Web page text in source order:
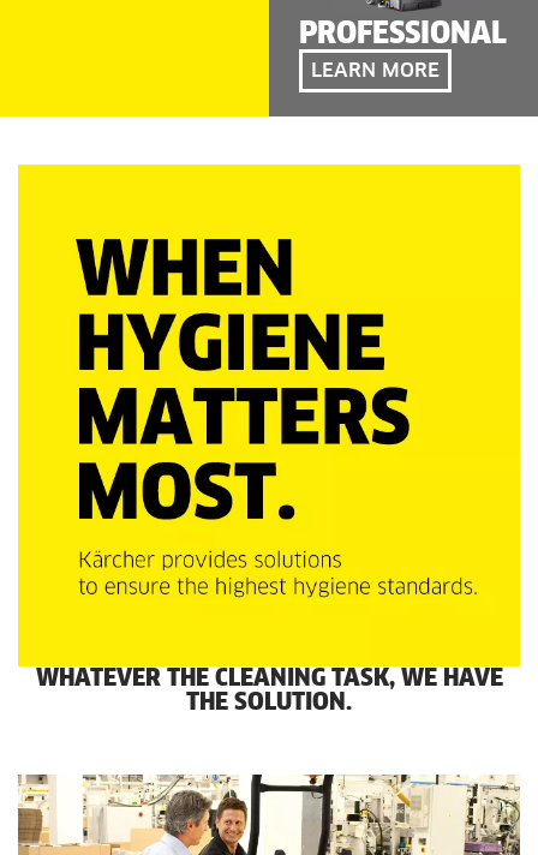
PROFESSIONAL
LEARN MORE
WHATEVER THE CLEANING TASK, WE HAVE
THE SOLUTION.